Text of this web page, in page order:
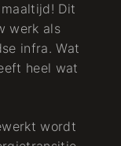
Dit
werk als
infra. Wat
heel wat
wordt